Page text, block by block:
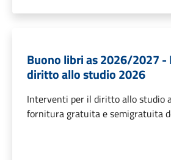
Buono libri as 2026/2027
diritto allo studio 2026
Interventi per il diritto allo studio
fornitura gratuita e semigratuita